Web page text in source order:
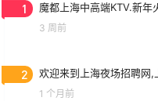
1 魔都上海中高端KTV.新年
3 周前
2 欢迎来到上海夜场招聘网,
1 个月前